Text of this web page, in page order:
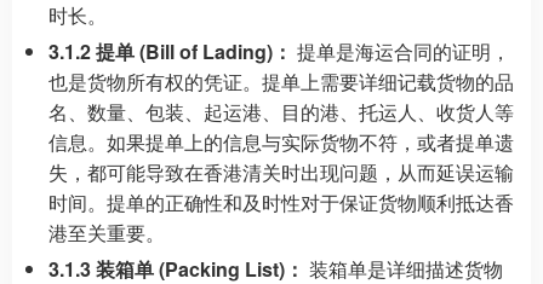
时长。
3.1.2 提单 (Bill of Lading)： 提单是海运合同的证明，
也是货物所有权的凭证。提单上需要详细记载货物的品
名、数量、包装、起运港、目的港、托运人、收货人等
信息。如果提单上的信息与实际货物不符，或者提单遗
失，都可能导致在香港清关时出现问题，从而延误运输
时间。提单的正确性和及时性对于保证货物顺利抵达香
港至关重要。
3.1.3 装箱单 (Packing List)： 装箱单是详细描述货物